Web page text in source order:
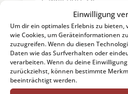
Einwilligung
Um dir ein optimales Erlebnis zu
wie Cookies, um Geräteinformationen
zuzugreifen. Wenn du diesen
Daten wie das Surfverhalten oder
verarbeiten. Wenn du deine
zurückziehst, können bestimmte
beeinträchtigt werden.
HIER NEWSLETTER
UND 10%